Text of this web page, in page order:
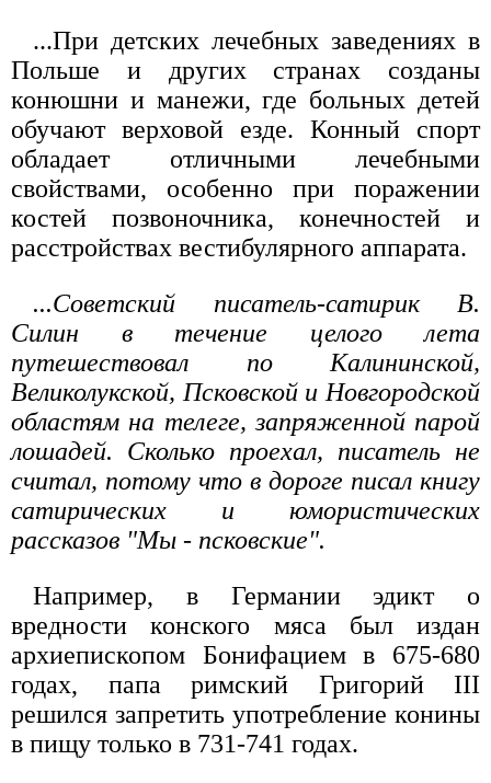
...При детских лечебных заведениях в
Польше и других странах созданы
конюшни и манежи, где больных детей
обучают верховой езде. Конный спорт
обладает отличными лечебными
свойствами, особенно при поражении
костей позвоночника, конечностей и
расстройствах вестибулярного аппарата.
...Советский писатель-сатирик В.
Силин в течение целого лета
путешествовал по Калининской,
Великолукской, Псковской и Новгородской
областям на телеге, запряженной парой
лошадей. Сколько проехал, писатель не
считал, потому что в дороге писал книгу
сатирических и юмористических
рассказов "Мы - псковские".
Например, в Германии эдикт о
вредности конского мяса был издан
архиепископом Бонифацием в 675-680
годах, папа римский Григорий III
решился запретить употребление конины
в пищу только в 731-741 годах.